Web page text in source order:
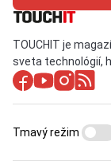
TOUCHIT je
sveta technológií,
Tmavý režim